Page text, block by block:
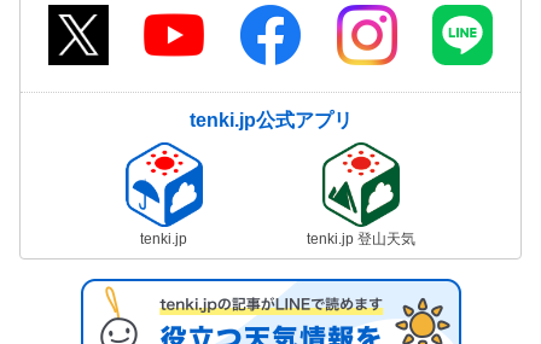
tenki.jp公式アプリ
tenki.jp tenki.jp 登山天気